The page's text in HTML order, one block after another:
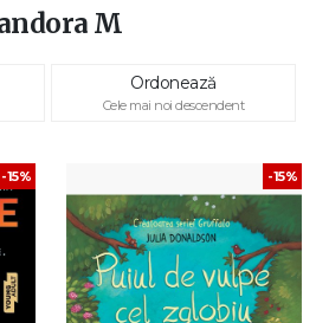
M
Ordonează
Cele mai noi descendent
-15% -15%